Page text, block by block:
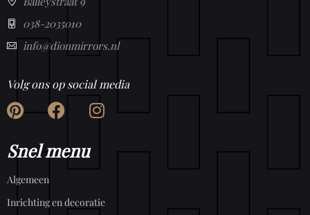
038-2035010
info@dionmirrors.nl
Volg ons op social media
Snel menu
Algemeen
Inrichting en decoratie